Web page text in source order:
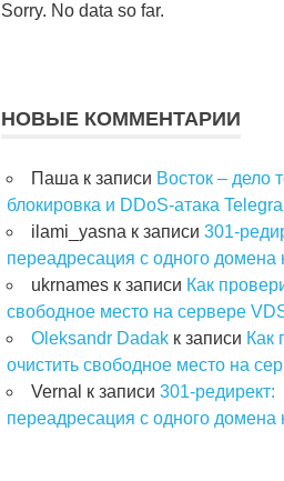
Sorry. No data so far.
НОВЫЕ КОММЕНТАРИИ
Паша к записи Восток – дело
блокировка и DDoS-атака
ilami_yasna к записи 301-
переадресация с одного домена
ukrnames к записи Как
свободное место на сервере
Oleksandr Dadak к записи Как
очистить свободное место на
Vernal к записи 301-редирект:
переадресация с одного домена